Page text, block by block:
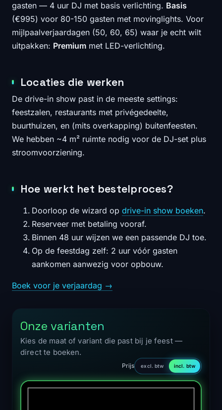
gasten — 4 uur DJ met basis verlichting. Basis
(€995) voor 80-150 gasten met movinglights. Voor
mijlpaalverjaardagen (50, 60, 65) waar je echt wilt
uitpakken: Premium met LED-verlichting.
Locaties die werken
De drive-in show past in de meeste settings:
feestzalen, restaurants met privégedeelte,
buurthuizen, en (mits overkapping) buitenfeesten.
We hebben ~4 m² ruimte nodig voor de DJ-set plus
stroomvoorziening.
Hoe werkt het bestelproces?
Doorloop de wizard op drive-in show boeken.
Reserveer met betaling vooraf.
Binnen 48 uur wijzen we een passende DJ toe.
Op de feestdag zelf: 2 uur vóór gasten
aankomen aanwezig voor opbouw.
Boek voor je verjaardag →
Onze varianten
Kies de maat of variant die past bij je feest —
direct te boeken.
Prijs excl. btw incl. btw